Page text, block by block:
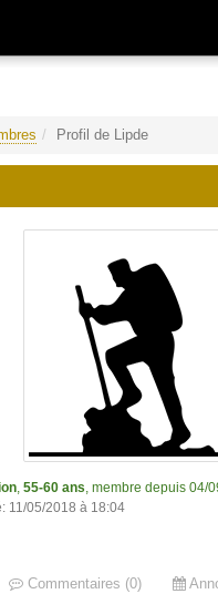
Profil de Lipde
55-60 ans , membre depuis 04/
11/05/2018 à 18:04
Commentaires (0)